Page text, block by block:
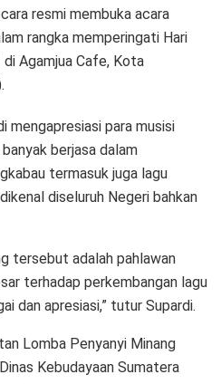
resmi membuka acara
rangka memperingati Hari
Agamjua Cafe, Kota
mengapresiasi para musisi
berjasa dalam
termasuk juga lagu
diseluruh Negeri bahkan
tersebut adalah pahlawan
terhadap perkembangan lagu
dan apresiasi,” tutur Supardi.
Lomba Penyanyi Minang
Kebudayaan Sumatera